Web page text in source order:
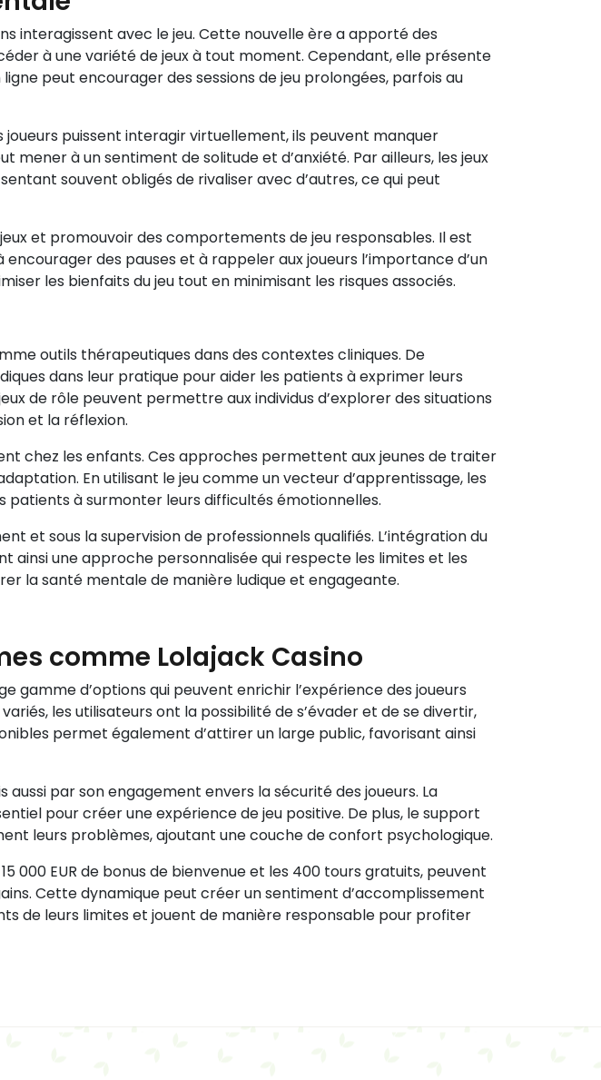
interagissent avec le jeu. Cette nouvelle ère a apporté des
à une variété de jeux à tout moment. Cependant, elle présente
peut encourager des sessions de jeu prolongées, parfois au
joueurs puissent interagir virtuellement, ils peuvent manquer
mener à un sentiment de solitude et d’anxiété. Par ailleurs, les jeux
souvent obligés de rivaliser avec d’autres, ce qui peut
et promouvoir des comportements de jeu responsables. Il est
des pauses et à rappeler aux joueurs l’importance d’un
les bienfaits du jeu tout en minimisant les risques associés.
outils thérapeutiques dans des contextes cliniques. De
dans leur pratique pour aider les patients à exprimer leurs
de rôle peuvent permettre aux individus d’explorer des situations
et la réflexion.
chez les enfants. Ces approches permettent aux jeunes de traiter
En utilisant le jeu comme un vecteur d’apprentissage, les
à surmonter leurs difficultés émotionnelles.
et sous la supervision de professionnels qualifiés. L’intégration du
ainsi une approche personnalisée qui respecte les limites et les
la santé mentale de manière ludique et engageante.
comme Lolajack Casino
gamme d’options qui peuvent enrichir l’expérience des joueurs
les utilisateurs ont la possibilité de s’évader et de se divertir,
permet également d’attirer un large public, favorisant ainsi
aussi par son engagement envers la sécurité des joueurs. La
pour créer une expérience de jeu positive. De plus, le support
leurs problèmes, ajoutant une couche de confort psychologique.
000 EUR de bonus de bienvenue et les 400 tours gratuits, peuvent
Cette dynamique peut créer un sentiment d’accomplissement
de leurs limites et jouent de manière responsable pour profiter